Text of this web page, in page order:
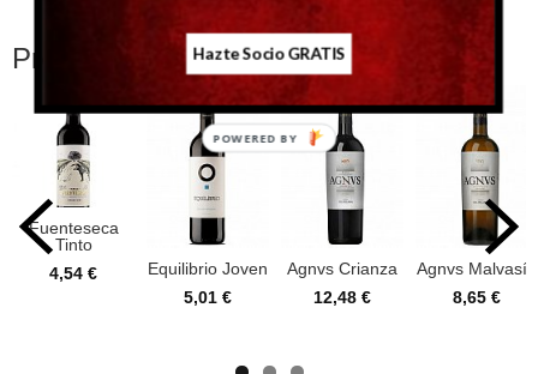
Productos Relacionados
Fuenteseca
Tinto
4,54 €
Equilibrio Joven
5,01 €
Agnvs Crianza
12,48 €
Agnvs Malvasía
8,65 €
Hazte Socio GRATIS
POWERED BY